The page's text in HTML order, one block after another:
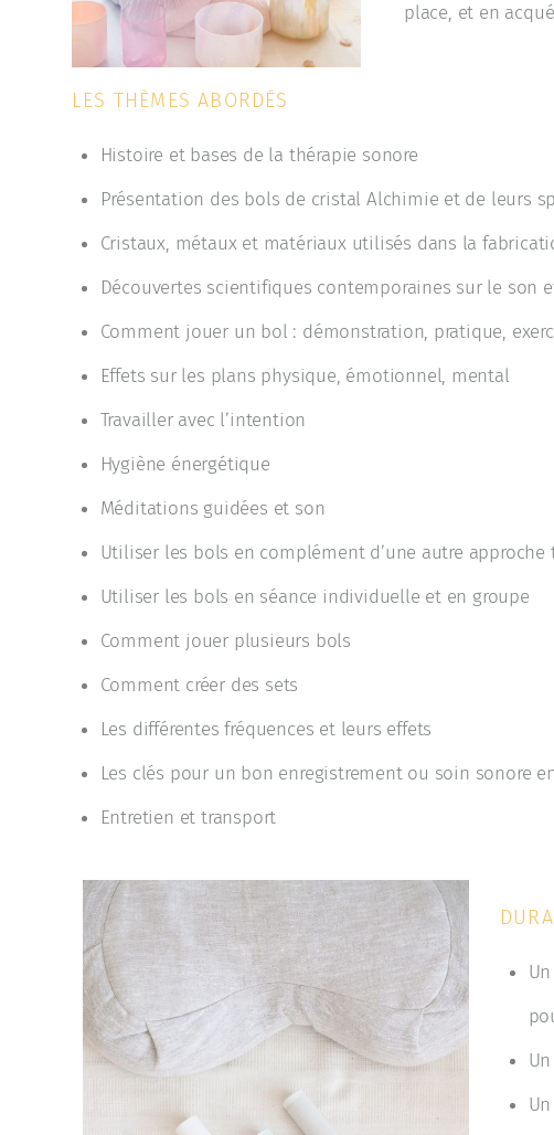
place, et en
LES THÈMES ABORDÉS
Histoire et bases de la thérapie sonore
Présentation des bols de cristal Alchimie et de leurs
Cristaux, métaux et matériaux utilisés dans la
Découvertes scientifiques contemporaines sur le son
Comment jouer un bol : démonstration, pratique,
Effets sur les plans physique, émotionnel, mental
Travailler avec l’intention
Hygiène énergétique
Méditations guidées et son
Utiliser les bols en complément d’une autre approche
Utiliser les bols en séance individuelle et en groupe
Comment jouer plusieurs bols
Comment créer des sets
Les différentes fréquences et leurs effets
Les clés pour un bon enregistrement ou soin sonore
Entretien et transport